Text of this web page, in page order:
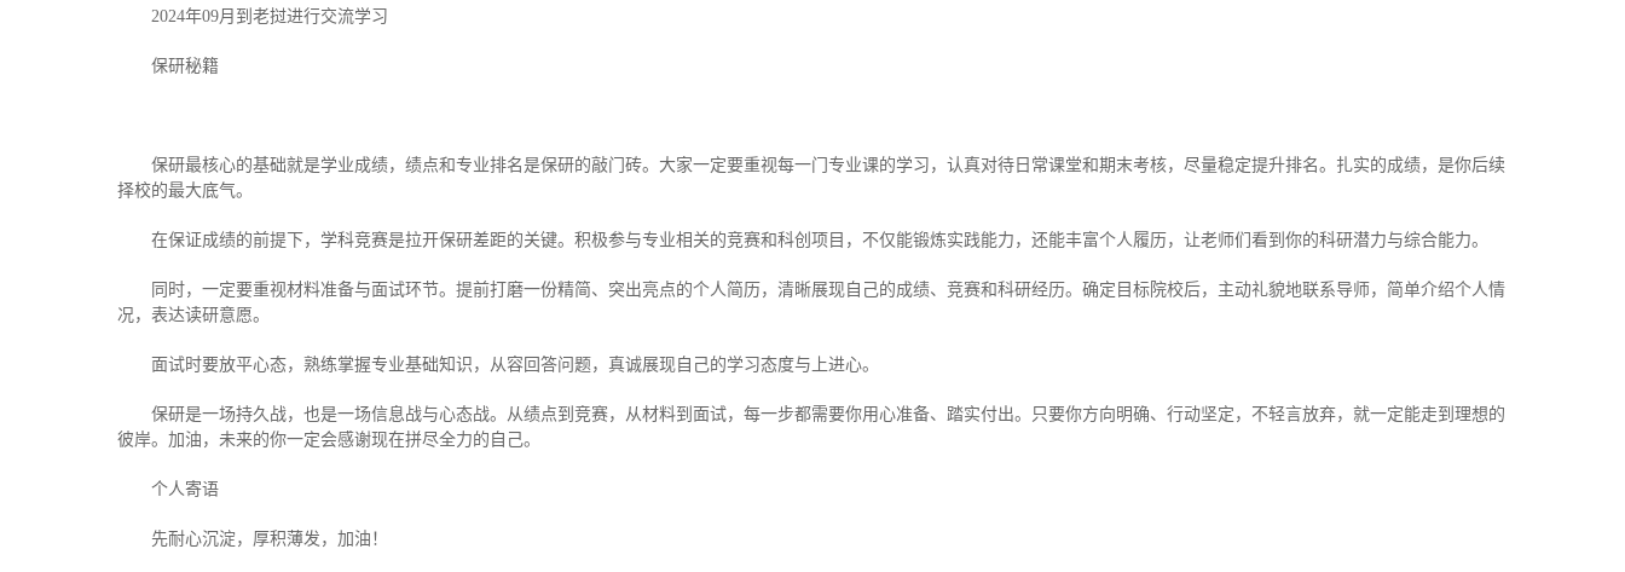
2024年09月到老挝进行交流学习
保研秘籍
保研最核心的基础就是学业成绩，绩点和专业排名是保研的敲门砖。大家一定要重视每一门专业课的学习，认真对待日常课堂和期末考核，尽量稳定提升排名。扎实的成绩，是你后续
择校的最大底气。
在保证成绩的前提下，学科竞赛是拉开保研差距的关键。积极参与专业相关的竞赛和科创项目，不仅能锻炼实践能力，还能丰富个人履历，让老师们看到你的科研潜力与综合能力。
同时，一定要重视材料准备与面试环节。提前打磨一份精简、突出亮点的个人简历，清晰展现自己的成绩、竞赛和科研经历。确定目标院校后，主动礼貌地联系导师，简单介绍个人情
况，表达读研意愿。
面试时要放平心态，熟练掌握专业基础知识，从容回答问题，真诚展现自己的学习态度与上进心。
保研是一场持久战，也是一场信息战与心态战。从绩点到竞赛，从材料到面试，每一步都需要你用心准备、踏实付出。只要你方向明确、行动坚定，不轻言放弃，就一定能走到理想的
彼岸。加油，未来的你一定会感谢现在拼尽全力的自己。
个人寄语
先耐心沉淀，厚积薄发，加油！